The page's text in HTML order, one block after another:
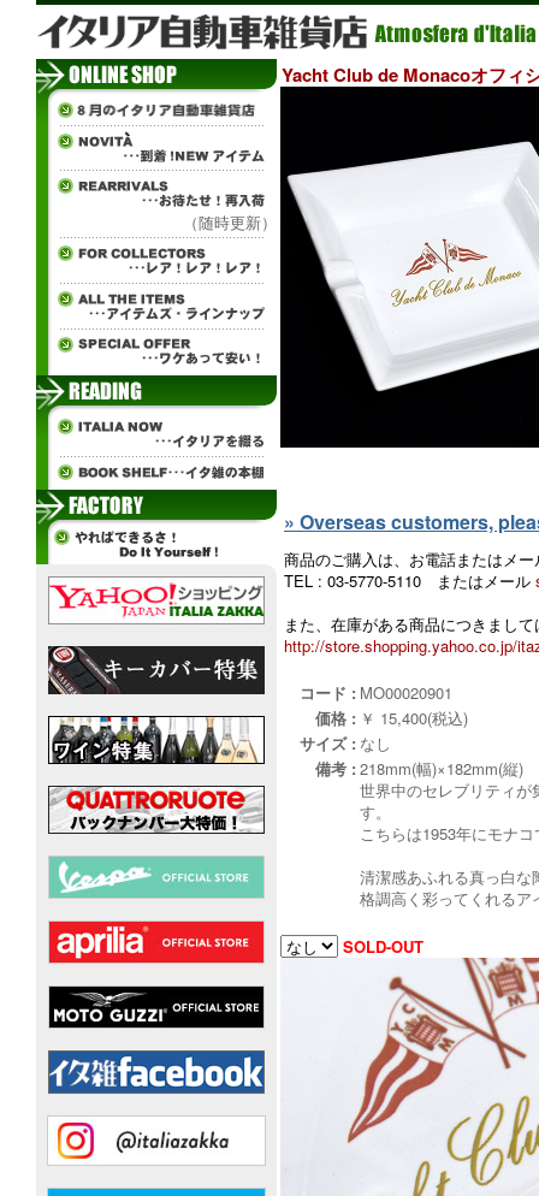
（随時更新）
Yacht Club de Monacoオフィ
» Overseas customers,
商品のご購入は、お電話またはメ
TEL : 03-5770-5110 またはメール
また、在庫がある商品につきまし
http://store.shopping.yahoo.co.jp/
コード : MO00020901
価格 : ￥ 15,400(税込)
サイズ : なし
備考 : 218mm(幅)×182mm(縦)
世界中のセレブリティ
す。
こちらは1953年にモナ
清潔感あふれる真っ白
格調高く彩ってくれるア
SOLD-OUT